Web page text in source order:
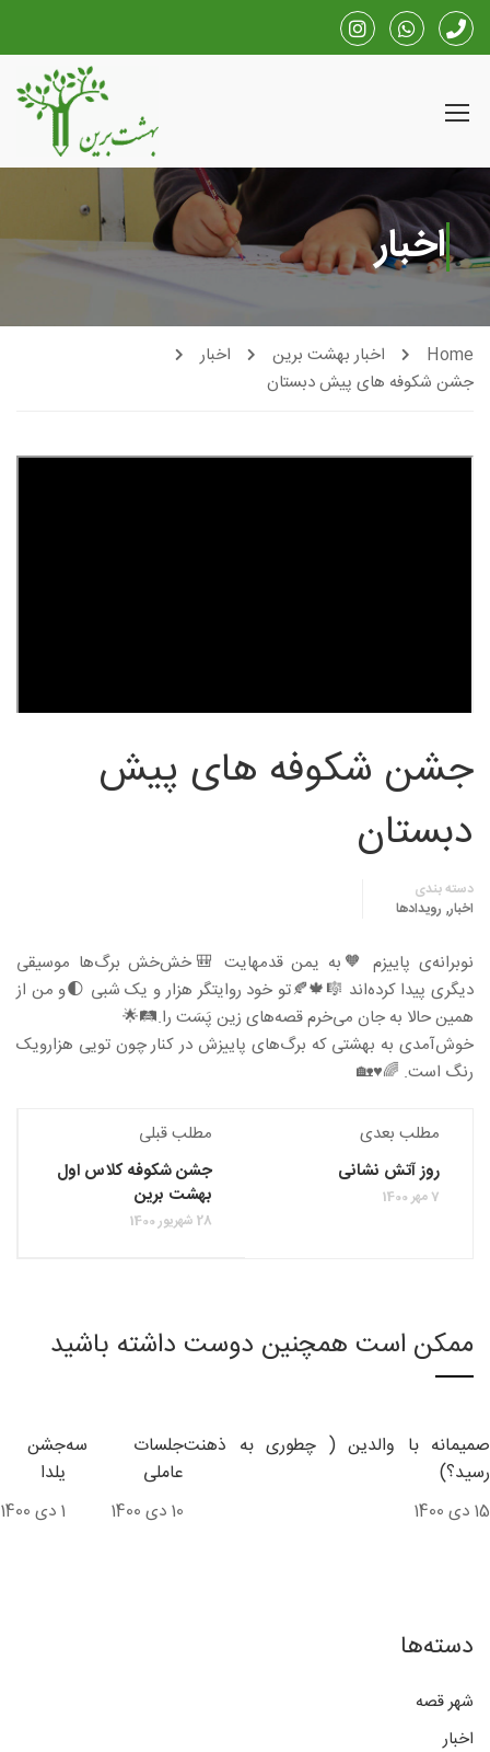
اخبار
Home اخبار بهشت برین
اخبار
جشن شکوفه های پیش دبستان
جشن شکوفه های پیش
دبستان
دسته بندی
اخبار, رویدادها
نوبرانه‌ی پاییزم 🧡به یمن قدمهایت 🎒خش‌خش برگ‌ها موسیقی
دیگری پیدا کرده‌اند 🎼🍁🍂تو خود روایتگر هزار و یک شبی 🌓و من از
همین حالا به جان می‌خرم قصه‌های زین پَسَت را.🛤🌟
خوش‌آمدی به بهشتی که برگ‌های پاییزش در کنار چون تویی هزارویک
رنگ است. 🌈♥️🏡
مطلب قبلی
جشن شکوفه کلاس اول
بهشت برین
28 شهریور 1400
مطلب بعدی
روز آتش نشانی
7 مهر 1400
ممکن است همچنین دوست داشته باشید
صمیمانه با والدین ( چطوری به ذهنت
رسید؟)
15 دی 1400
جلسات سه
عاملی
10 دی 1400
جشن
یلدا
1 دی 1400
دسته‌ها
شهر قصه
اخبار